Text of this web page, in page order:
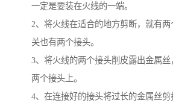
一定是要装在火线的一端。
2、将火线在适合的地方剪断，就有
关也有两个接头。
3、将火线的两个接头削皮露出金属
两个接头上。
4、在连接好的接头将过长的金属丝